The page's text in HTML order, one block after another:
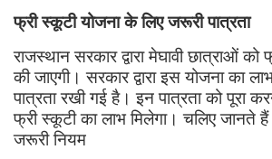
फ्री स्कूटी योजना के लिए जरूरी पात्रता
राजस्थान सरकार द्वारा मेघावी छात्राओं को
की जाएगी। सरकार द्वारा इस योजना का
पात्रता रखी गई है। इन पात्रता को पूरा
फ्री स्कूटी का लाभ मिलेगा। चलिए
जरूरी नियम